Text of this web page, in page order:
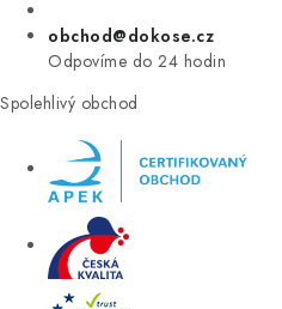
obchod@dokose.cz
Odpovíme do 24 hodin
Spolehlivý obchod
Úvod Kontakt Blog
Moje objednávka